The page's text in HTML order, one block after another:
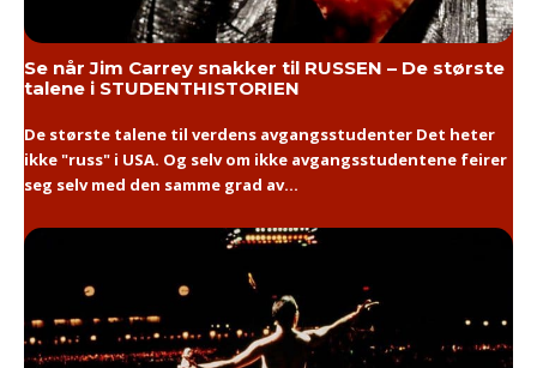
Se når Jim Carrey snakker til RUSSEN – De største
talene i STUDENTHISTORIEN
De største talene til verdens avgangsstudenter Det heter
ikke "russ" i USA. Og selv om ikke avgangsstudentene feirer
seg selv med den samme grad av...